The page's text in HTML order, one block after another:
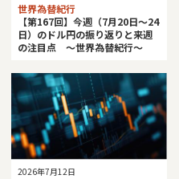
世界為替紀行
【第167回】今週（7月20日～24
日）のドル円の振り返りと来週
の注目点 ～世界為替紀行～
2026年7月12日